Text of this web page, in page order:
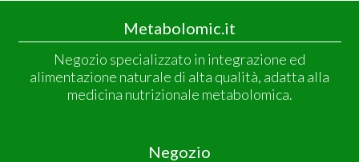
Metabolomic.it
Negozio specializzato in integrazione ed
alimentazione naturale di alta qualità, adatta alla
medicina nutrizionale metabolomica.
Negozio